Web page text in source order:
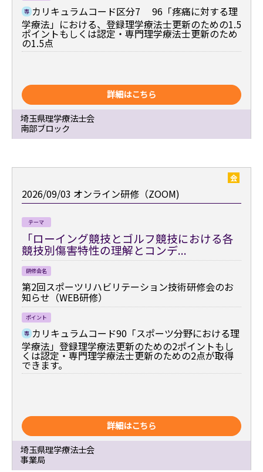
専 カリキュラムコード区分7 96「疼痛に対する理
学療法」における、登録理学療法士更新のための1.5
ポイントもしくは認定・専門理学療法士更新のため
の1.5点
詳細はこちら
埼玉県理学療法士会
南部ブロック
会
2026/09/03 オンライン研修（ZOOM)
テーマ
「ローイング競技とゴルフ競技における各
競技別傷害特性の理解とコンデ...
研修会名
第2回スポーツリハビリテーション技術研修会のお
知らせ（WEB研修）
ポイント
専 カリキュラムコード90「スポーツ分野における理
学療法」登録理学療法更新のための2ポイントもし
くは認定・専門理学療法士更新のための2点が取得
できます。
詳細はこちら
埼玉県理学療法士会
事業局